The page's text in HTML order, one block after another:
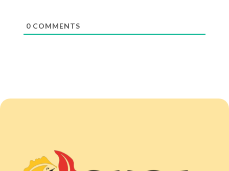
0COMMENTS